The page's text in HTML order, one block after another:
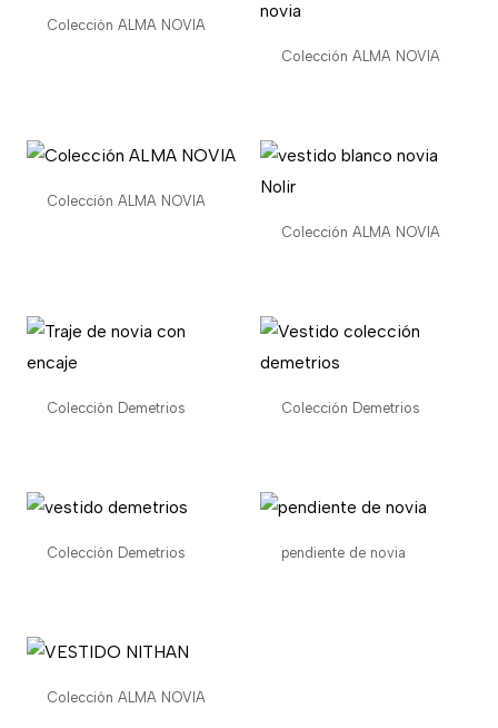
Colección ALMA NOVIA
Colección ALMA NOVIA
Colección ALMA NOVIA
Colección ALMA NOVIA
Colección Demetrios Colección Demetrios
Colección Demetrios pendiente de novia
Colección ALMA NOVIA